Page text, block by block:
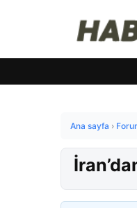
Ana sayfa ›